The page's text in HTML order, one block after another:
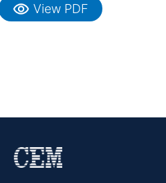
visibility View PDF